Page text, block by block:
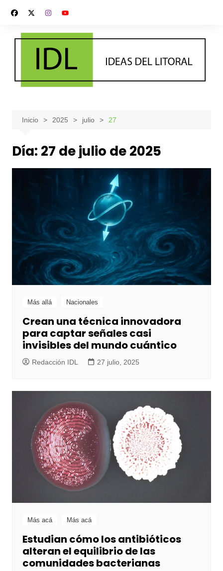
contenido
Inicio 2025 julio 27
Día: 27 de julio de 2025
Más allá Nacionales
Crean una técnica innovadora
para captar señales casi
invisibles del mundo cuántico
Redacción IDL 27 julio, 2025
Más acá Más acá
Estudian cómo los antibióticos
alteran el equilibrio de las
comunidades bacterianas